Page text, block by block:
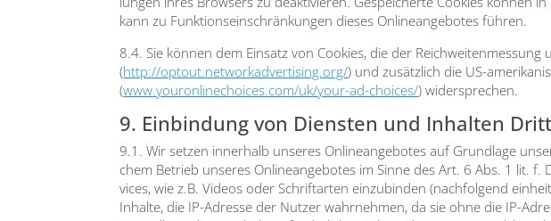
kann zu Funk­ti­ons­ein­schrän­kun­gen die­ses Online­an­ge­bo­tes füh­ren.
8.4. Sie kön­nen dem Ein­satz von Coo­kies, die der
(http://optout.networkadvertising.org/) und zusätz­lich die US-
(www.youronlinechoices.com/uk/your-ad-choices/) wider­spre­chen.
9. Einbindung von Diensten und Inhalten
9.1. Wir set­zen inner­halb unse­res Online­an­ge­bo­tes auf Grund­la­ge
chem Betrieb unse­res Online­an­ge­bo­tes im Sin­ne des Art. 6 Abs. 1 lit.
vices, wie z.B. Vide­os oder Schrift­ar­ten ein­zu­bin­den (nach­fol­gend
Inhal­te, die IP-Adres­se der Nut­zer wahr­neh­men, da sie ohne die IP-